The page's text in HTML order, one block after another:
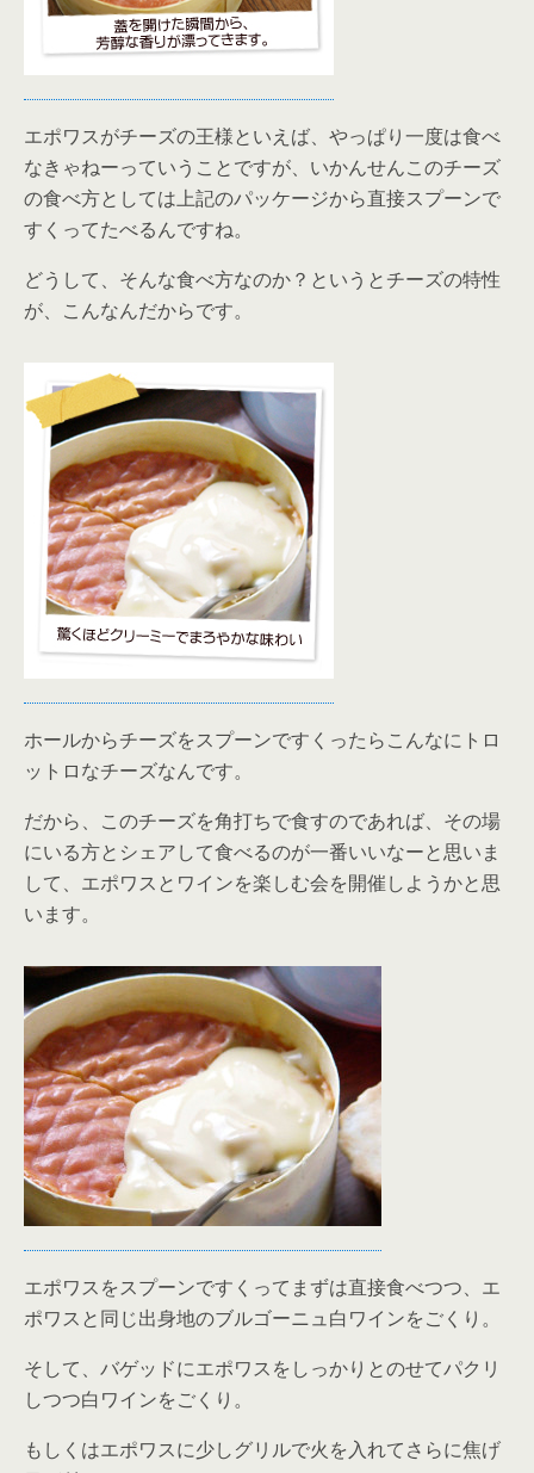
エポワスがチーズの王様といえば、やっぱり一度は食べ
なきゃねーっていうことですが、いかんせんこのチーズ
の食べ方としては上記のパッケージから直接スプーンで
すくってたべるんですね。
どうして、そんな食べ方なのか？というとチーズの特性
が、こんなんだからです。
ホールからチーズをスプーンですくったらこんなにトロ
ットロなチーズなんです。
だから、このチーズを角打ちで食すのであれば、その場
にいる方とシェアして食べるのが一番いいなーと思いま
して、エポワスとワインを楽しむ会を開催しようかと思
います。
エポワスをスプーンですくってまずは直接食べつつ、エ
ポワスと同じ出身地のブルゴーニュ白ワインをごくり。
そして、バゲッドにエポワスをしっかりとのせてパクリ
しつつ白ワインをごくり。
もしくはエポワスに少しグリルで火を入れてさらに焦げ